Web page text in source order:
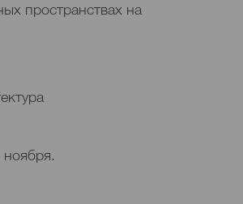
пространствах на